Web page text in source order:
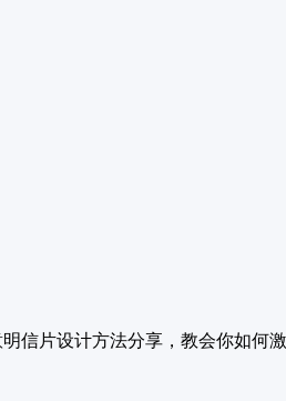
信片设计方法分享，教会你如何